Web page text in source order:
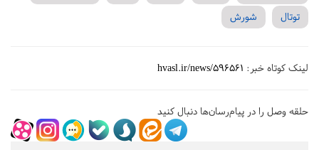
توتال
شورش
لینک کوتاه خبر: hvasl.ir/news/596561
حلقه وصل را در پیام‌رسان‌ها دنبال کنید